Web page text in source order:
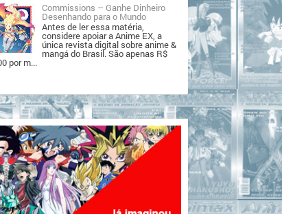
Commissions – Ganhe Dinheiro
Desenhando para o Mundo
Antes de ler essa matéria,
considere apoiar a Anime EX, a
única revista digital sobre anime &
mangá do Brasil. São apenas R$
por m...